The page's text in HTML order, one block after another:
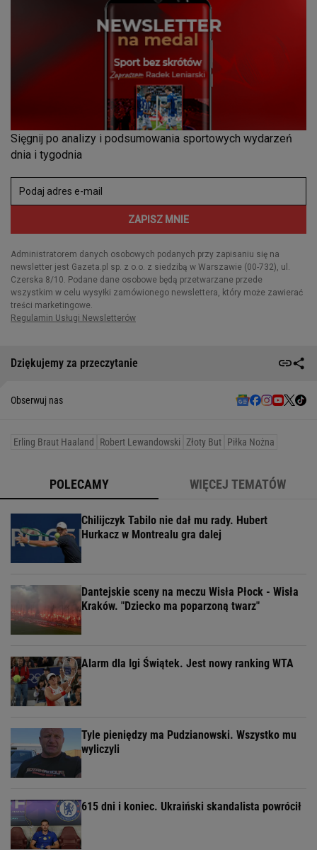
Dziękujemy za przeczytanie
Obserwuj nas
Erling Braut Haaland Robert Lewandowski Złoty But Piłka Nożna
POLECAMY WIĘCEJ TEMATÓW
Chilijczyk Tabilo nie dał mu rady. Hubert
Hurkacz w Montrealu gra dalej
Dantejskie sceny na meczu Wisła Płock - Wisła
Kraków. "Dziecko ma poparzoną twarz"
Alarm dla Igi Świątek. Jest nowy ranking WTA
Tyle pieniędzy ma Pudzianowski. Wszystko mu
wyliczyli
615 dni i koniec. Ukraiński skandalista powrócił